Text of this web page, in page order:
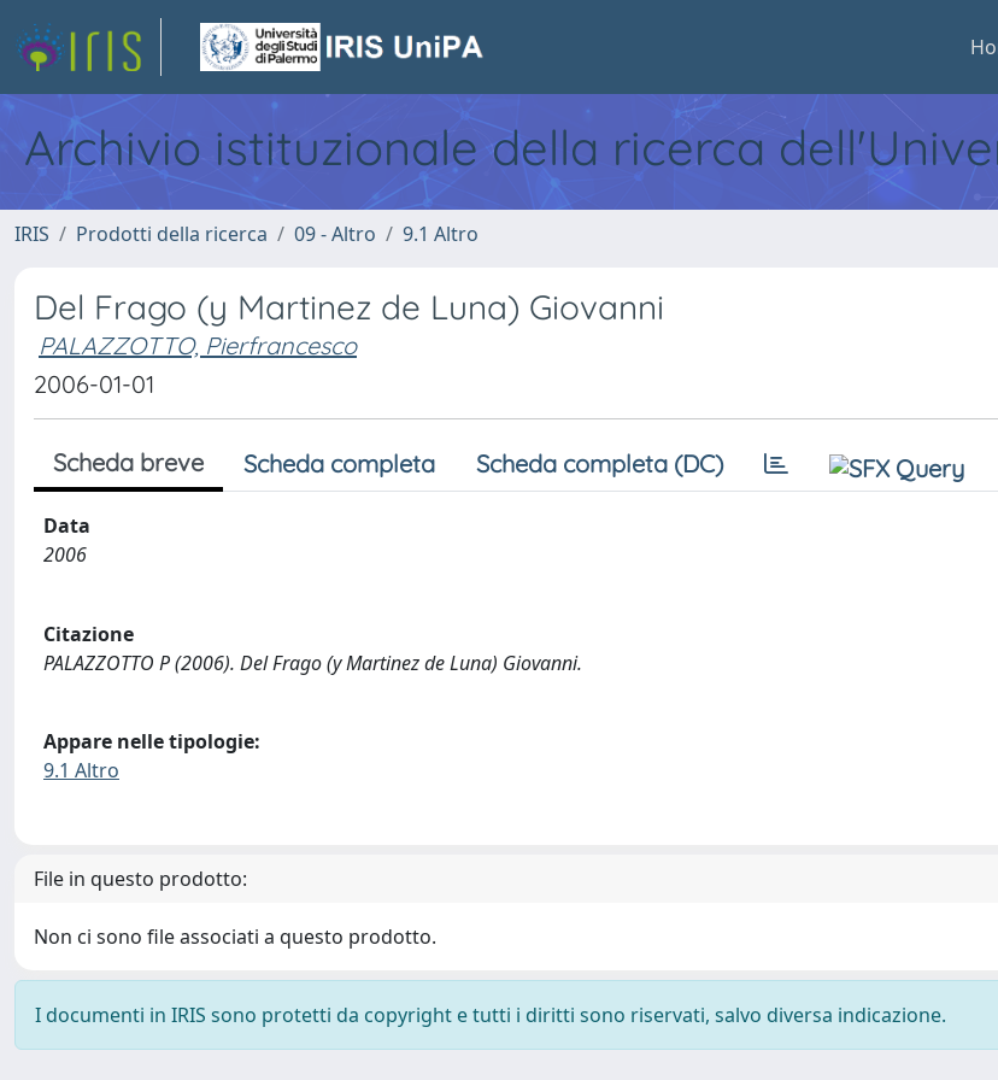
Archivio istituzionale della ricerca
IRIS Prodotti della ricerca 09 - Altro 9.1 Altro
Del Frago (y Martinez de Luna) Giovanni
PALAZZOTTO, Pierfrancesco
2006-01-01
Scheda breve Scheda completa Scheda completa (DC)
Data
2006
Citazione
PALAZZOTTO P (2006). Del Frago (y Martinez de Luna) Giovanni.
Appare nelle tipologie:
9.1 Altro
File in questo prodotto:
Non ci sono file associati a questo prodotto.
I documenti in IRIS sono protetti da copyright e tutti i diritti sono riservati, salvo diversa indicazione.